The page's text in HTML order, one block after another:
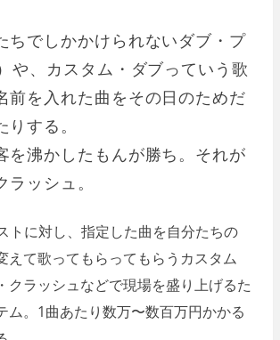
ちでしかかけられないダブ・プ
や、カスタム・ダブっていう歌
前を入れた曲をその日のためだ
する。
を沸かしたもんが勝ち。それが
ッシュ。
トに対し、指定した曲を自分たちの
えて歌ってもらってもらうカスタム
クラッシュなどで現場を盛り上げるた
ム。1曲あたり数万〜数百万円かかる